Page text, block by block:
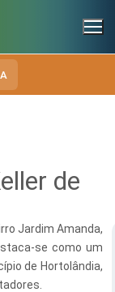
de
Jardim Amanda,
se como um
de Hortolândia,